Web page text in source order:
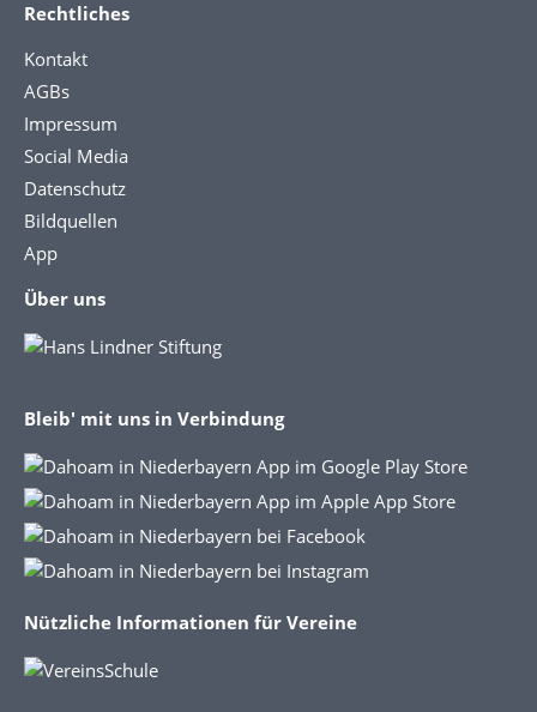
Rechtliches
Kontakt
AGBs
Impressum
Social Media
Datenschutz
Bildquellen
App
Über uns
Bleib' mit uns in Verbindung
Nützliche Informationen für Vereine